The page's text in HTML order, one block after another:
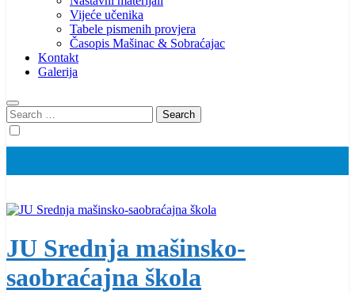
Vijeće učenika
Tabele pismenih provjera
Časopis Mašinac & Sobraćajac
Kontakt
Galerija
Search
for:
JU Srednja mašinsko-
saobraćajna škola